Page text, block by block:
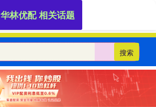
搜索
华林优配 相关话题